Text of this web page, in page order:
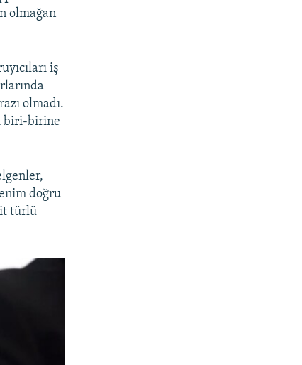
olmağan
iş
olmadı.
biri-birine
doğru
türlü